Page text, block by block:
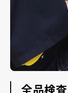
全品検査